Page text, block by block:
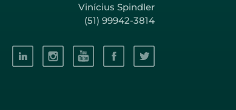
Vinícius Spindler
(51) 99942-3814